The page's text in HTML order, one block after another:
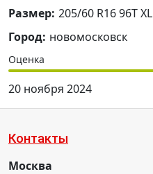
Размер: 205/60 R16 96T XL
Город: новомосковск
Оценка
20 ноября 2024
Контакты
Москва